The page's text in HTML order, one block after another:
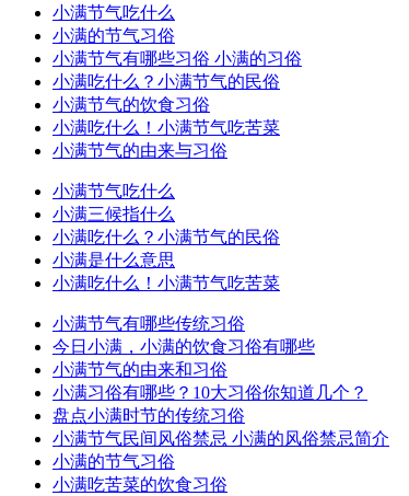
小满节气吃什么
小满的节气习俗
小满节气有哪些习俗 小满的习俗
小满吃什么？小满节气的民俗
小满节气的饮食习俗
小满吃什么！小满节气吃苦菜
小满节气的由来与习俗
小满节气吃什么
小满三候指什么
小满吃什么？小满节气的民俗
小满是什么意思
小满吃什么！小满节气吃苦菜
小满节气有哪些传统习俗
今日小满，小满的饮食习俗有哪些
小满节气的由来和习俗
小满习俗有哪些？10大习俗你知道几个？
盘点小满时节的传统习俗
小满节气民间风俗禁忌 小满的风俗禁忌简介
小满的节气习俗
小满吃苦菜的饮食习俗